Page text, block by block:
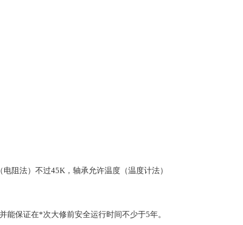
阻法）不过45K，轴承允许温度（温度计法）
能保证在*次大修前安全运行时间不少于5年。